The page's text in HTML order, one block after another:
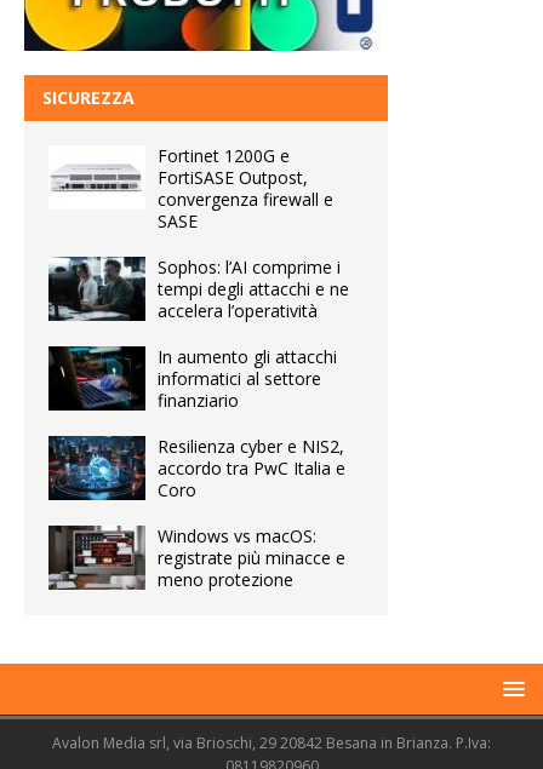
SICUREZZA
Fortinet 1200G e
FortiSASE Outpost,
convergenza firewall e
SASE
Sophos: l’AI comprime i
tempi degli attacchi e ne
accelera l’operatività
In aumento gli attacchi
informatici al settore
finanziario
Resilienza cyber e NIS2,
accordo tra PwC Italia e
Coro
Windows vs macOS:
registrate più minacce e
meno protezione
Avalon Media srl, via Brioschi, 29 20842 Besana in Brianza. P.Iva: